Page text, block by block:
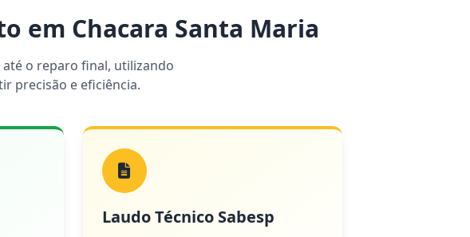
em Chacara Santa Maria
o reparo final, utilizando
precisão e eficiência.
Laudo Técnico Sabesp